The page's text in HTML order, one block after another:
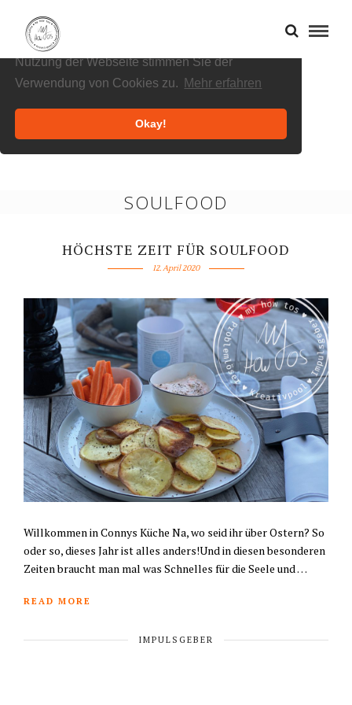
Cookies helfen uns bei der Bereitstellung
unserer Inhalte und Dienste. Durch die weitere
Nutzung der Webseite stimmen Sie der
Verwendung von Cookies zu.
Mehr erfahren
Okay!
SOULFOOD
HÖCHSTE ZEIT FÜR SOULFOOD
12. April 2020
Willkommen in Connys Küche Na, wo seid ihr über Ostern? So
oder so, dieses Jahr ist alles anders!Und in diesen besonderen
Zeiten braucht man mal was Schnelles für die Seele und …
READ MORE
IMPULSGEBER